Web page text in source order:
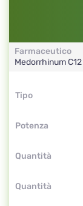
Farmaceutico
MedorrhinumC12
Tipo
Potenza
Quantità
Quantità